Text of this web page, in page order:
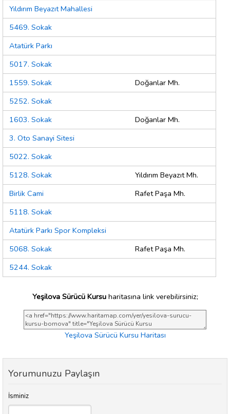
Yıldırım Beyazıt Mahallesi
5469. Sokak
Atatürk Parkı
5017. Sokak
1559. Sokak
Doğanlar Mh.
5252. Sokak
1603. Sokak
Doğanlar Mh.
3. Oto Sanayi Sitesi
5022. Sokak
5128. Sokak
Yıldırım Beyazıt Mh.
Birlik Cami
Rafet Paşa Mh.
5118. Sokak
Atatürk Parkı Spor Kompleksi
5068. Sokak
Rafet Paşa Mh.
5244. Sokak
Yeşilova Sürücü Kursuharitasına link verebilirsiniz;
Yeşilova Sürücü Kursu Haritası
Yorumunuzu Paylaşın
İsminiz